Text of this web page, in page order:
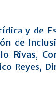
y de
de
Rivas,
Reyes,